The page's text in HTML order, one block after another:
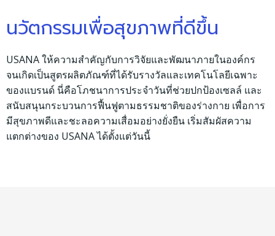
นวัตกรรมเพื่อสุขภาพที่ดีขึ้น
USANA ให้ความสำคัญกับการวิจัยและพัฒนาภายในองค์กร
จนเกิดเป็นสูตรผลิตภัณฑ์ที่ได้รับรางวัลและเทคโนโลยีเฉพาะ
ของแบรนด์ นี่คือโภชนาการประจำวันที่ช่วยปกป้องเซลล์ และ
สนับสนุนกระบวนการฟื้นฟูตามธรรมชาติของร่างกาย เพื่อการ
มีสุขภาพดีและชะลอความเสื่อมอย่างยั่งยืน เริ่มสัมผัสความ
แตกต่างของ USANA ได้ตั้งแต่วันนี้